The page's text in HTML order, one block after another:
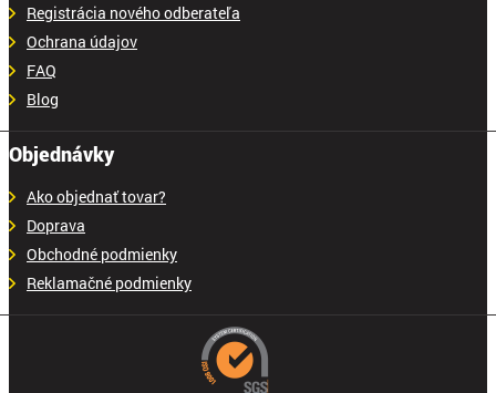
Registrácia nového odberateľa
Ochrana údajov
FAQ
Blog
Objednávky
Ako objednať tovar?
Doprava
Obchodné podmienky
Reklamačné podmienky